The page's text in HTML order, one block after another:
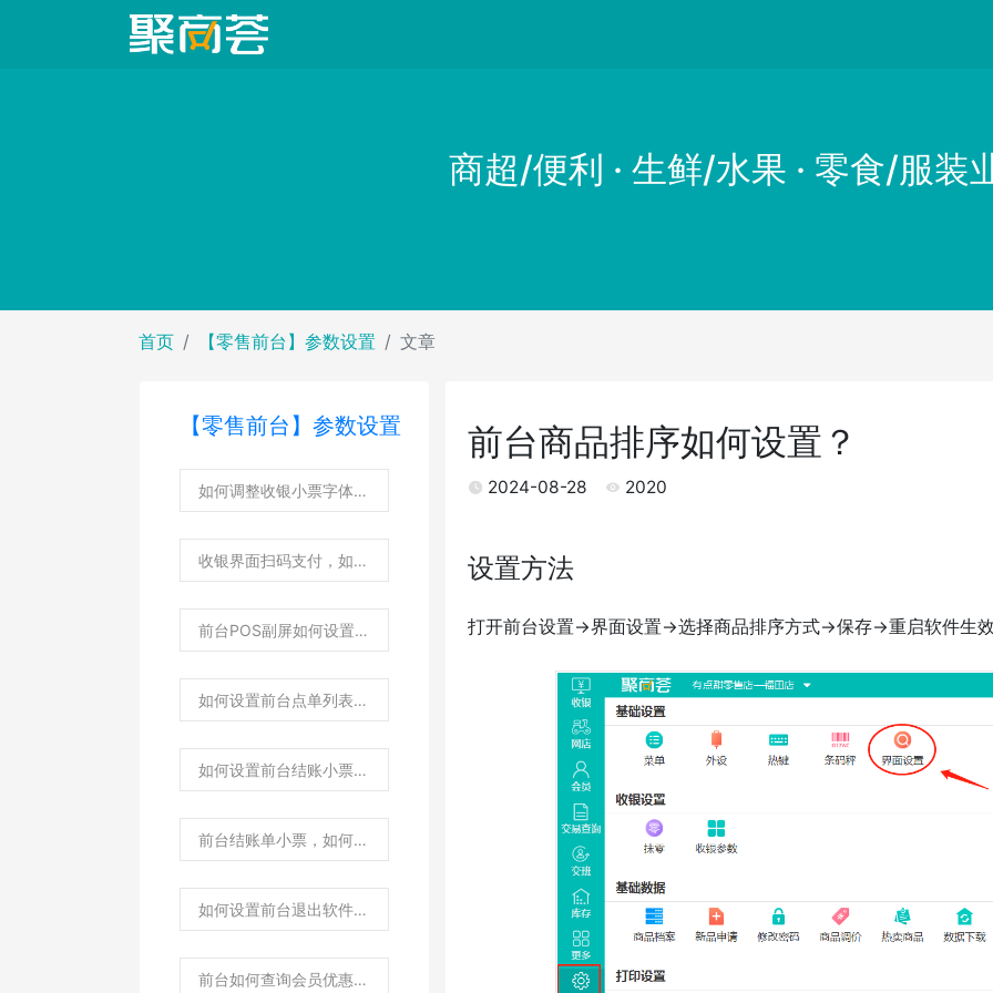
商超/便利 · 生鲜/水果 · 零食/服装
首页 【零售前台】参数设置 文章
【零售前台】参数设置
如何调整收银小票字体大小？
收银界面扫码支付，如何隐藏不显示结账界面？
前台POS副屏如何设置应付金额显示抹零前还是抹零后金额？
如何设置前台点单列表里的数量/价格/小计金额，小数点后不显示数值0？
如何设置前台结账小票里的数量/价格/小计金额小数点后不显示数值0？
前台结账单小票，如何设置打印销售单号条码？
如何设置前台退出软件自动关机？
前台如何查询会员优惠券？
前台商品排序如何设置？
2024-08-28 2020
设置方法
打开前台设置->界面设置->选择商品排序方式->保存->重启软件生